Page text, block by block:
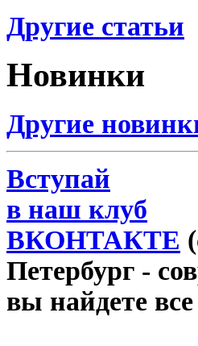
Другие статьи
Новинки
Другие
Вступай
в наш клуб
ВКОНТАКТЕ
Петербург -
вы найдете